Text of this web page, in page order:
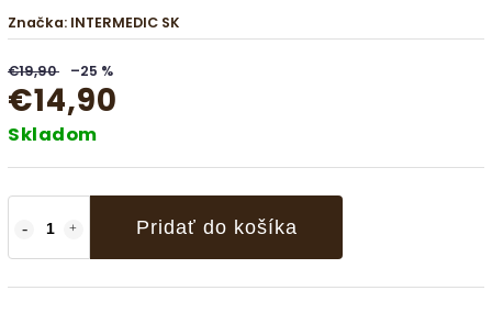
Značka: INTERMEDIC SK
€19,90 –25 %
€14,90
Skladom
Pridať do košíka